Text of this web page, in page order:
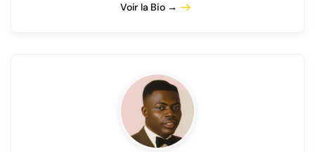
Voir la Bio →